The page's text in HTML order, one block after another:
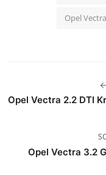
Opel
Opel Vectra 2.2 DTI
Opel Vectra 3.2